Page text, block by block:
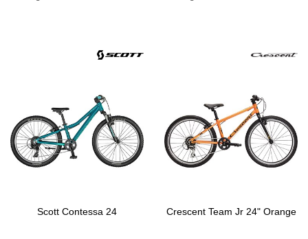
Scott Contessa 24 Crescent Team Jr 24" Orange